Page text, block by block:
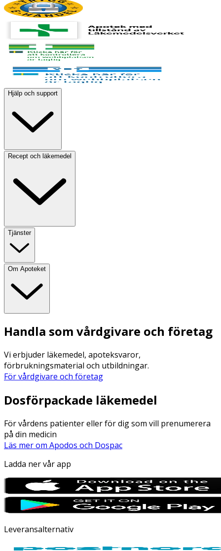
Hjälp och support
Recept och läkemedel
Tjänster
Om Apoteket
Handla som vårdgivare och företag
Vi erbjuder läkemedel, apoteksvaror,
förbrukningsmaterial och utbildningar.
För vårdgivare och företag
Dosförpackade läkemedel
För vårdens patienter eller för dig som vill prenumerera
på din medicin
Läs mer om Apodos och Dospac
Ladda ner vår app
Leveransalternativ